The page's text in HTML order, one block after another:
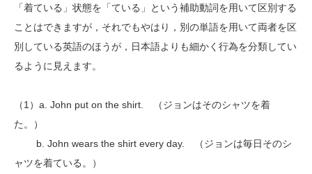
「着ている」状態を「ている」という補助動詞を用いて区別する
ことはできますが，それでもやはり，別の単語を用いて両者を区
別している英語のほうが，日本語よりも細かく行為を分類してい
るように見えます。
（1）a. John put on the shirt. （ジョンはそのシャツを着
た。）
b. John wears the shirt every day. （ジョンは毎日そのシ
ャツを着ている。）